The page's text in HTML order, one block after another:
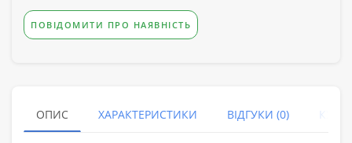
ПОВІДОМИТИ ПРО НАЯВНІСТЬ
ОПИС ХАРАКТЕРИСТИКИ ВІДГУКИ (0)